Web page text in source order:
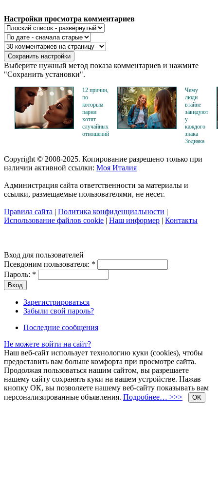
Настройки просмотра комментариев
Выберите нужный метод показа комментариев и нажмите
"Сохранить установки".
12 причин,
по
которым
парни
хотят
случайных
отношений
Чему
люди
втайне
завидуют
у
каждого
знака
Зодиака
Copyright © 2008-2025. Копирование разрешено только при
наличии активной ссылки: Моя Италия
Администрация сайта ответственности за материалы и
ссылки, размещаемые пользователями, не несет.
Правила сайта | Политика конфиденциальности |
Использование файлов cookie | Наш информер | Контакты
Вход для пользователей
Псевдоним пользователя: *
Пароль: *
Зарегистрироваться
Забыли свой пароль?
Последние сообщения
Не можете войти на сайт?
Наш веб-сайт использует технологию куки (cookies), чтобы
предоставить вам больше комфорта при просмотре сайта.
Продолжая пользоваться нашим сайтом, вы разрешаете
нашему сайту сохранять куки на вашем устройстве. Нажав
кнопку ОК, вы позволяете нашему веб-сайту показывать вам
персонализированные объявления. Подробнее… >>> OK